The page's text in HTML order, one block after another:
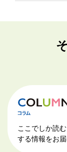
ここでしか読
する情報をお届